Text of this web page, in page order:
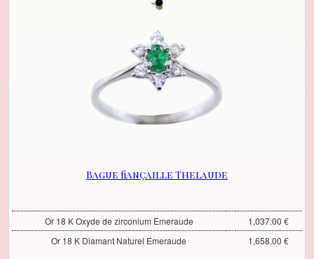
Bague fiançaille Thelaude
Or 18 K Oxyde de zirconium Emeraude
1,037.00 €
Or 18 K Diamant Naturel Emeraude
1,658.00 €